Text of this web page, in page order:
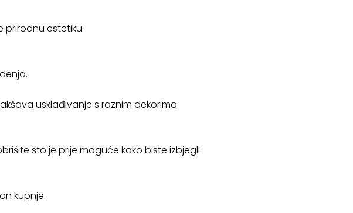
prirodnu estetiku.
usklađivanje s raznim dekorima
što je prije moguće kako biste izbjegli
kupnje.